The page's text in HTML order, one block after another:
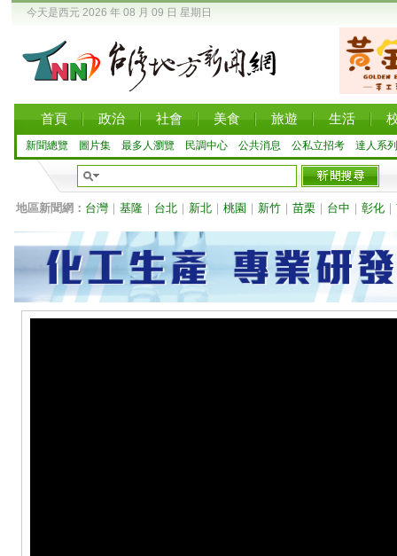
今天是西元 2026 年 08 月 09 日 星期日
首頁 政治 社會 美食 旅遊 生活
新聞總覽 圖片集 最多人瀏覽 民調中心 公共消息 公私立招考 達人系列
地區新聞網： 台灣｜ 基隆｜ 台北｜ 新北｜ 桃園 新竹｜ 苗栗｜ 台中 彰化｜